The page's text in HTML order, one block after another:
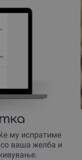
му испратиме
со ваша желба и